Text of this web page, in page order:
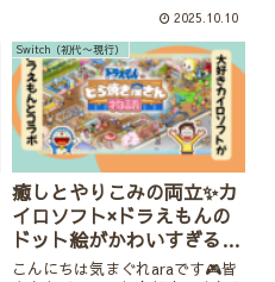
プレイした思い出の作品で、サス
ペンス・謎解き・キャラの動き、
どれをとっても印象深いんです。
しかもあの頃と同じドキドキを...
2025.10.10
Switch（初代〜現行）
癒しとやりこみの両立✨カ
イロソフト×ドラえもんの
ドット絵がかわいすぎる
『ドラえもんのどら焼き屋
こんにちは気まぐれaraです🎮皆